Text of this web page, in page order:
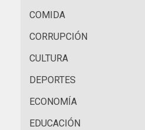
COMIDA
CORRUPCIÓN
CULTURA
DEPORTES
ECONOMÍA
EDUCACIÓN